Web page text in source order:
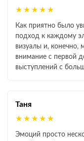
★★★★★
Как приятно было
подход к каждому
визуалы и,
внимание с первой
выступлений с
Таня
★★★★★
Эмоций просто